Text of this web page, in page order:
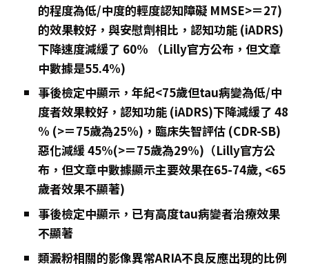
的程度為低/中度的輕度認知障礙 MMSE>＝27)
的效果較好，與安慰劑相比，認知功能 (iADRS)
下降速度減緩了 60% （Lilly官方公布，但文章
中數據是55.4%)
事後檢定中顯示，年紀<75歲但tau病變為低/中
度者效果較好， 認知功能 (iADRS)下降減緩了 48
% (>＝75歲為25%)，臨床失智評估 (CDR-SB)
惡化減緩45%(>＝75歲為29%) （Lilly官方公
布，但文章中數據顯示主要效果在65-74歲, <65
歲者效果不顯著)
事後檢定中顯示，已有高度tau病變者治療效果
不顯著
類澱粉相關的影像異常ARIA不良反應出現的比例